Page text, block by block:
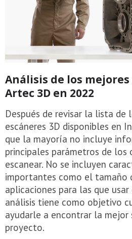
Análisis de los mejores
Artec 3D en 2022
Después de revisar la lista de
escáneres 3D disponibles en
que la mayoría no incluye
principales parámetros de los
escanear. No se incluyen
importantes como el tamaño
aplicaciones para las que usar
análisis tiene como objetivo
ayudarle a encontrar la mejor
proyecto.